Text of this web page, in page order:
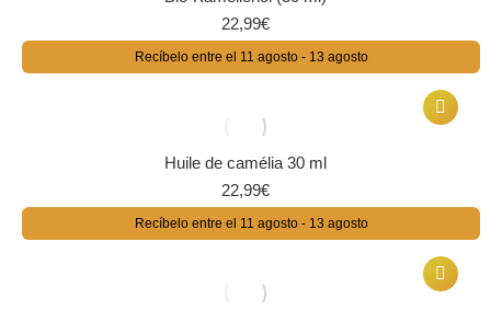
22,99€
Recíbelo entre el 11 agosto - 13 agosto
Huile de camélia 30 ml
22,99€
Recíbelo entre el 11 agosto - 13 agosto